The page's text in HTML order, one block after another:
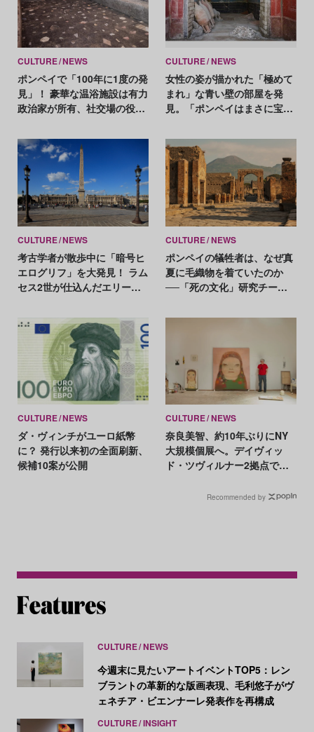
CULTURE NEWS
ポンペイで「100年に1度の発
見」！ 豪華な温浴施設は有力
政治家が所有、社交場の役割
CULTURE NEWS
女性の姿が描かれた「極めて
まれ」な青い壁の部屋を発
見。「ポンペイはまさに宝
CULTURE NEWS
考古学者が散歩中に「暗号ヒ
エログリフ」を大発見！ ラム
セス2世が仕込んだエリート
CULTURE NEWS
ポンペイの犠牲者は、なぜ真
夏に毛織物を着ていたのか
──「死の文化」研究チーム
CULTURE NEWS
ダ・ヴィンチがユーロ紙幣
に？ 発行以来初の全面刷新、
候補10案が公開
CULTURE NEWS
奈良美智、約10年ぶりにNY
大規模個展へ。デイヴィッ
ド・ツヴィルナー2拠点で新
Recommended by
CULTURE NEWS
今週末に見たいアートイベントTOP5：レン
ブラントの革新的な版画表現、毛利悠子がヴ
ェネチア・ビエンナーレ発表作を再構成
CULTURE INSIGHT